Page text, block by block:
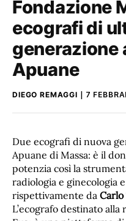
Fondazione
ecografi di
generazione
Apuane
DIEGO REMAGGI 7
Due ecografi di nuova
Apuane di Massa: è il
potenzia così la
radiologia e ginecologia
rispettivamente da Carlo
L’ecografo destinato alla